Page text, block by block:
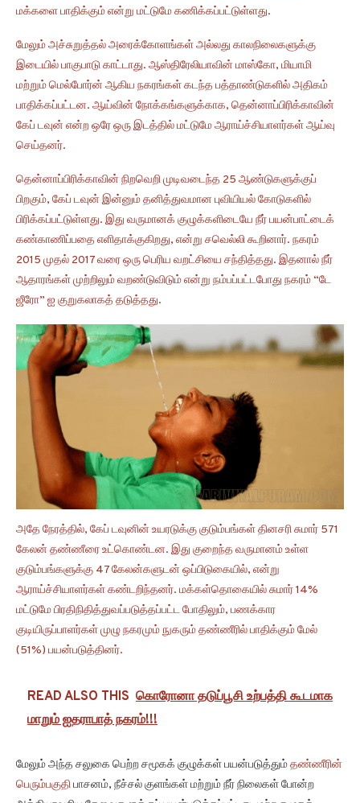
மக்களை பாதிக்கும் என்று மட்டுமே கணிக்கப்பட்டுள்ளது.
மேலும் அச்சுறுத்தல் அரைக்கோளங்கள் அல்லது காலநிலைகளுக்கு
இடையில் பாகுபாடு காட்டாது. ஆஸ்திரேலியாவின் மாஸ்கோ, மியாமி
மற்றும் மெல்போர்ன் ஆகிய நகரங்கள் கடந்த பத்தாண்டுகளில் அதிகம்
பாதிக்கப்பட்டன. ஆய்வின் நோக்கங்களுக்காக, தென்னாப்பிரிக்காவின்
கேப் டவுன் என்ற ஒரே ஒரு இடத்தில் மட்டுமே ஆராய்ச்சியாளர்கள் ஆய்வு
செய்தனர்.
தென்னாப்பிரிக்காவின் நிறவெறி முடிவடைந்த 25 ஆண்டுகளுக்குப்
பிறகும், கேப் டவுன் இன்னும் தனித்துவமான புவியியல் கோடுகளில்
பிரிக்கப்பட்டுள்ளது. இது வருமானக் குழுக்களிடையே நீர் பயன்பாட்டைக்
கண்காணிப்பதை எளிதாக்குகிறது, என்று சவெல்லி கூறினார். நகரம்
2015 முதல் 2017 வரை ஒரு பெரிய வறட்சியை சந்தித்தது. இதனால் நீர்
ஆதாரங்கள் முற்றிலும் வறண்டுவிடும் என்று நம்பப்பட்டபோது நகரம் “டே
ஜீரோ” ஐ குறுகலாகத் தடுத்தது.
அதே நேரத்தில், கேப் டவுனின் உயரடுக்கு குடும்பங்கள் தினசரி சுமார் 571
கேலன் தண்ணீரை உட்கொண்டன. இது குறைந்த வருமானம் உள்ள
குடும்பங்களுக்கு 47 கேலன்களுடன் ஒப்பிடுகையில், என்று
ஆராய்ச்சியாளர்கள் கண்டறிந்தனர். மக்கள்தொகையில் சுமார் 14%
மட்டுமே பிரதிநிதித்துவப்படுத்தப்பட்ட போதிலும், பணக்கார
குடியிருப்பாளர்கள் முழு நகரமும் நுகரும் தண்ணீரில் பாதிக்கும் மேல்
(51%) பயன்படுத்தினர்.
READ ALSO THIS கொரோனா தடுப்பூசி உற்பத்தி கூடமாக
மாறும் ஐதராபாத் நகரம்!!!
மேலும் அந்த சலுகை பெற்ற சமூகக் குழுக்கள் பயன்படுத்தும்தண்ணீரின்
பெரும்பகுதிபாசனம், நீச்சல் குளங்கள் மற்றும் நீர் நிலைகள் போன்ற